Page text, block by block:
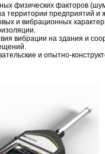
физических факторов
территории предприятий и
и вибрационных
вибрации на здания и
и опытно-